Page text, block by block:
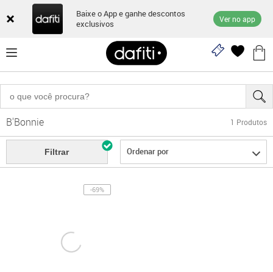
Baixe o App e ganhe descontos
exclusivos
Ver no app
B'Bonnie 1 Produtos
Filtrar Ordenar por
-69%